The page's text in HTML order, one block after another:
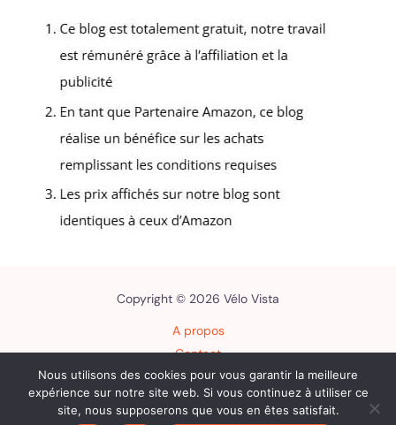
Copyright © 2026 Vélo Vista
A propos
Contact
Plan du site
Mentions légales
Nous utilisons des cookies pour vous garantir la meilleure
expérience sur notre site web. Si vous continuez à utiliser ce
site, nous supposerons que vous en êtes satisfait.